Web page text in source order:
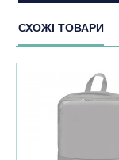
СХОЖІ ТОВАРИ